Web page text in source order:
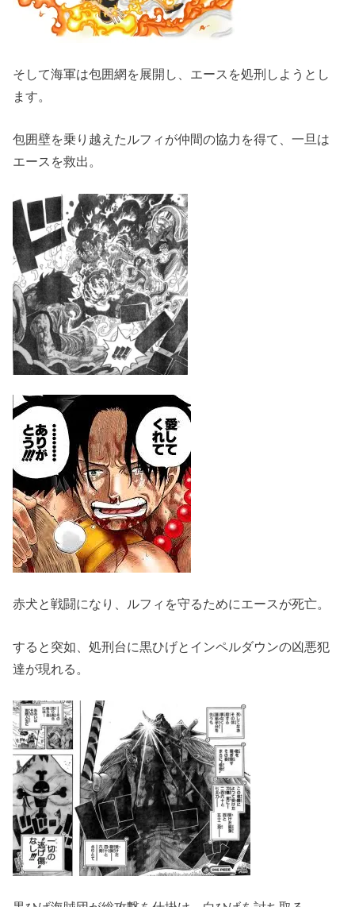
そして海軍は包囲網を展開し、エースを処刑しようとし
ます。
包囲壁を乗り越えたルフィが仲間の協力を得て、一旦は
エースを救出。
赤犬と戦闘になり、ルフィを守るためにエースが死亡。
すると突如、処刑台に黒ひげとインペルダウンの凶悪犯
達が現れる。